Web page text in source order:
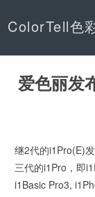
ColorTell色
爱色丽发
继2代的i1Pro(E)
三代的i1Pro，即
i1Basic Pro3,